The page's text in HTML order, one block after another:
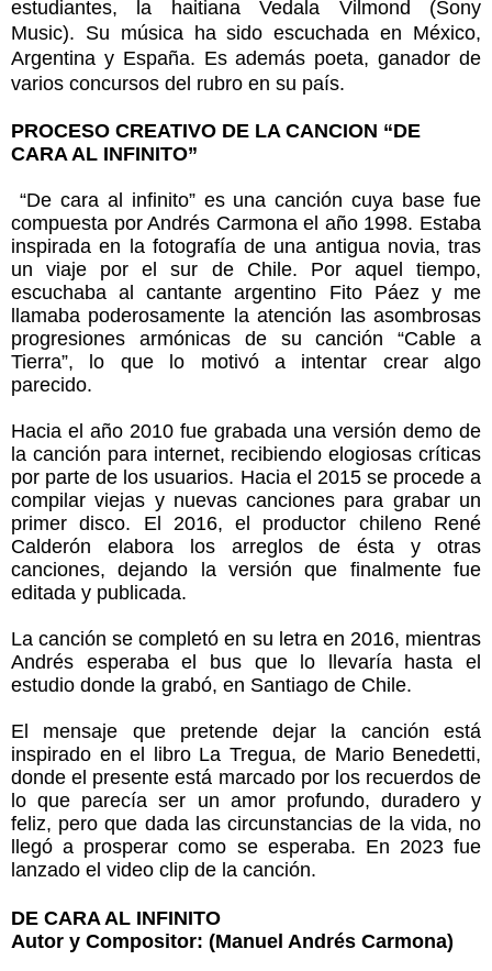
estudiantes, la haitiana Vedala Vilmond (Sony
Music). Su música ha sido escuchada en México,
Argentina y España. Es además poeta, ganador de
varios concursos del rubro en su país.
PROCESO CREATIVO DE LA CANCION “DE
CARA AL INFINITO”
“De cara al infinito” es una canción cuya base fue
compuesta por Andrés Carmona el año 1998. Estaba
inspirada en la fotografía de una antigua novia, tras
un viaje por el sur de Chile. Por aquel tiempo,
escuchaba al cantante argentino Fito Páez y me
llamaba poderosamente la atención las asombrosas
progresiones armónicas de su canción “Cable a
Tierra”, lo que lo motivó a intentar crear algo
parecido.
Hacia el año 2010 fue grabada una versión demo de
la canción para internet, recibiendo elogiosas críticas
por parte de los usuarios. Hacia el 2015 se procede a
compilar viejas y nuevas canciones para grabar un
primer disco. El 2016, el productor chileno René
Calderón elabora los arreglos de ésta y otras
canciones, dejando la versión que finalmente fue
editada y publicada.
La canción se completó en su letra en 2016, mientras
Andrés esperaba el bus que lo llevaría hasta el
estudio donde la grabó, en Santiago de Chile.
El mensaje que pretende dejar la canción está
inspirado en el libro La Tregua, de Mario Benedetti,
donde el presente está marcado por los recuerdos de
lo que parecía ser un amor profundo, duradero y
feliz, pero que dada las circunstancias de la vida, no
llegó a prosperar como se esperaba. En 2023 fue
lanzado el video clip de la canción.
DE CARA AL INFINITO
Autor y Compositor: (Manuel Andrés Carmona)